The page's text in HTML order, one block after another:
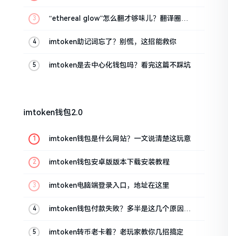
“ethereal glow”怎么翻才够味儿？翻译圈老
imtoken助记词忘了？别慌，这招能救你
imtoken是去中心化钱包吗？看完这篇不踩坑
imtoken钱包2.0
imtoken钱包是什么网站？一文说清楚这玩意
imtoken钱包安卓版版本下载安装教程
imtoken电脑端登录入口，地址在这里
imtoken钱包付款失败？多半是这几个原因闹
imtoken转币老卡着？老玩家教你几招搞定